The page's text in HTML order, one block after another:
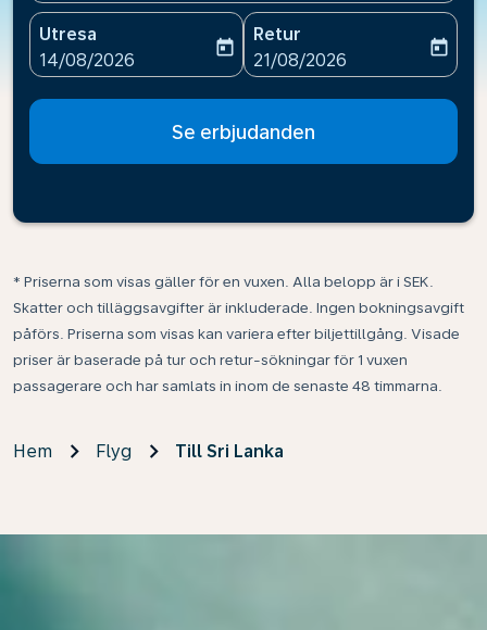
Utresa
fc-booking-departure-date-aria-label
14/08/2026
today
Retur
fc-booking-return-date-
21/08/2026
today
Se erbjudanden
* Priserna som visas gäller för en vuxen. Alla belopp är i SEK.
Skatter och tilläggsavgifter är inkluderade. Ingen bokningsavgift
påförs. Priserna som visas kan variera efter biljettillgång. Visade
priser är baserade på tur och retur-sökningar för 1 vuxen
passagerare och har samlats in inom de senaste 48 timmarna.
Hem Flyg Till Sri Lanka